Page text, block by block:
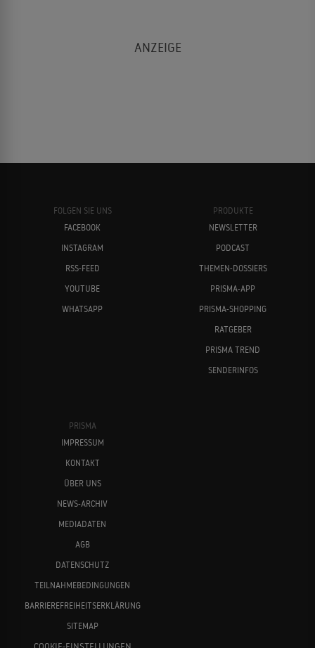
FOLGEN SIE UNS
FACEBOOK
INSTAGRAM
RSS-FEED
YOUTUBE
WHATSAPP
PRODUKTE
NEWSLETTER
PODCAST
THEMEN-DOSSIERS
PRISMA-APP
PRISMA-SHOPPING
RATGEBER
PRISMA TREND
SENDERINFOS
PRISMA
IMPRESSUM
KONTAKT
ÜBER UNS
NEWS-ARCHIV
MEDIADATEN
AGB
DATENSCHUTZ
TEILNAHMEBEDINGUNGEN
BARRIEREFREIHEITSERKLÄRUNG
SITEMAP